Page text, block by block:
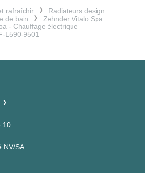
rafraîchir
Radiateurs design
de bain
Zehnder Vitalo Spa
- Chauffage électrique
L590-9501
10
NV/SA